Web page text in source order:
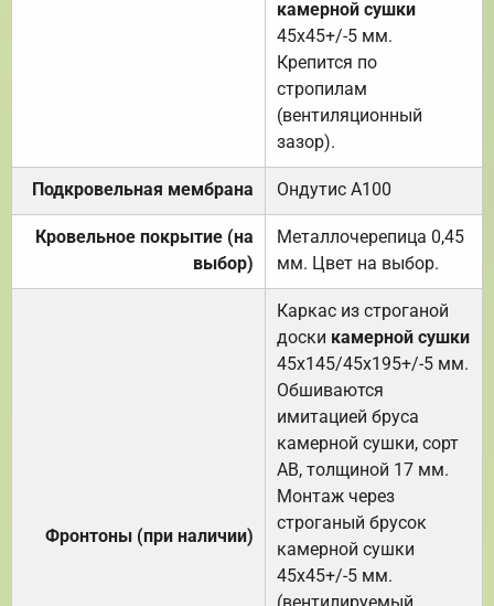
камерной сушки
45х45+/-5 мм.
Крепится по
стропилам
(вентиляционный
зазор).
Подкровельная мембрана Ондутис А100
Кровельное покрытие (на
выбор)
Металлочерепица 0,45
мм. Цвет на выбор.
Фронтоны (при наличии)
Каркас из строганой
доски камерной сушки
45х145/45х195+/-5 мм.
Обшиваются
имитацией бруса
камерной сушки, сорт
АВ, толщиной 17 мм.
Монтаж через
строганый брусок
камерной сушки
45х45+/-5 мм.